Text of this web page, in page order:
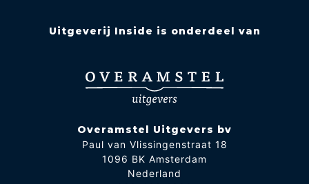
Uitgeverij Inside is onderdeel van
Overamstel Uitgevers bv
Paul van Vlissingenstraat 18
1096 BK Amsterdam
Nederland